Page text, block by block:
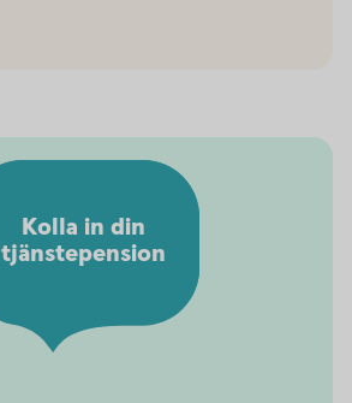
Kolla in din
tjänstepension